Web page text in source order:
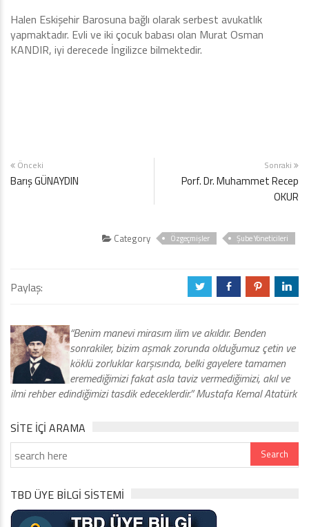
Halen Eskişehir Barosuna bağlı olarak serbest avukatlık
yapmaktadır. Evli ve iki çocuk babası olan Murat Osman
KANDIR, iyi derecede İngilizce bilmektedir.
Önceki
Barış GÜNAYDIN
Sonraki
Porf. Dr. Muhammet Recep
OKUR
Category Özgeçmişler Şube Yöneticileri
Paylaş: a b d j
“Benim manevi mirasım ilim ve akıldır. Benden
sonrakiler, bizim aşmak zorunda olduğumuz çetin ve
köklü zorluklar karşısında, belki gayelere tamamen
eremediğimizi fakat asla taviz vermediğimizi, akıl ve
ilmi rehber edindiğimizi tasdik edeceklerdir.” Mustafa Kemal Atatürk
SITE IÇI ARAMA
TBD ÜYE BİLGİ SİSTEMİ